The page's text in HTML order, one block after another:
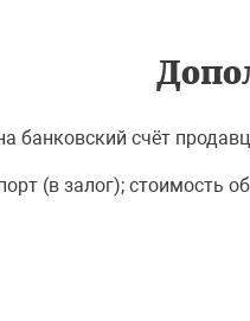
банковский счёт
(в залог); стоимость